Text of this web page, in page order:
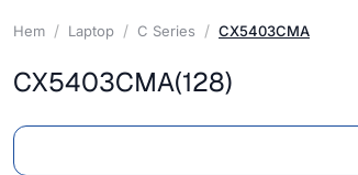
Hem Laptop C Series CX5403CMA
CX5403CMA(128)